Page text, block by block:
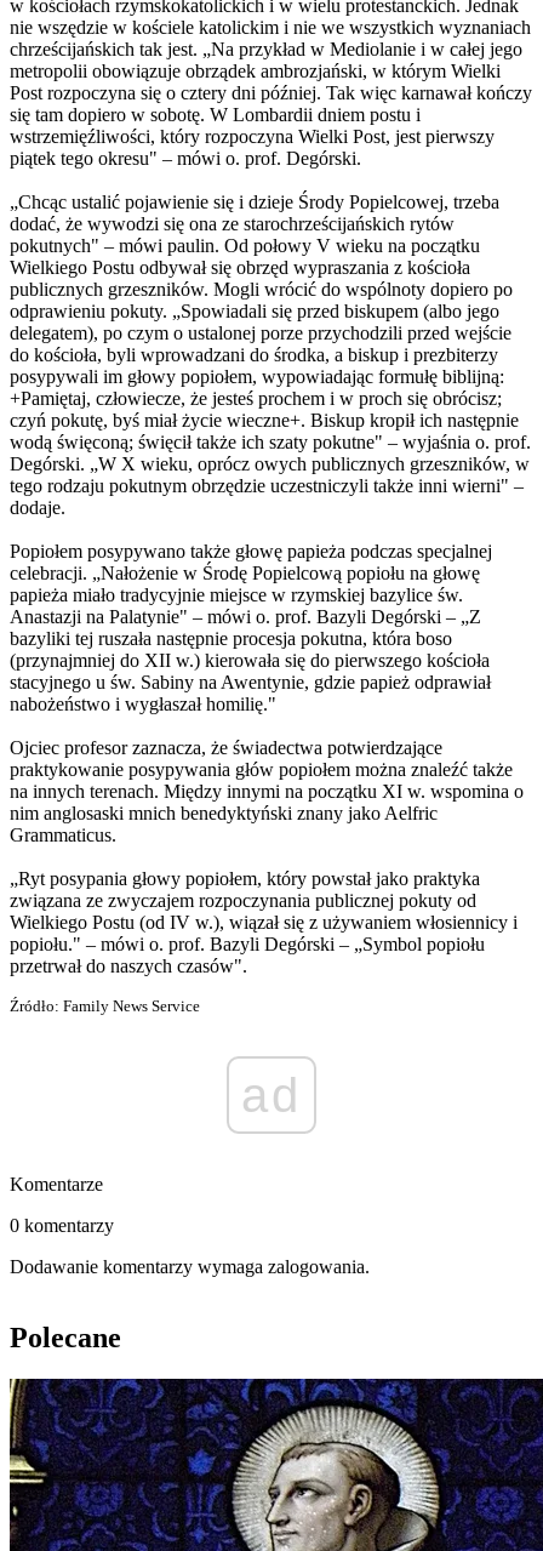
w kościołach rzymskokatolickich i w wielu protestanckich. Jednak
nie wszędzie w kościele katolickim i nie we wszystkich wyznaniach
chrześcijańskich tak jest. „Na przykład w Mediolanie i w całej jego
metropolii obowiązuje obrządek ambrozjański, w którym Wielki
Post rozpoczyna się o cztery dni później. Tak więc karnawał kończy
się tam dopiero w sobotę. W Lombardii dniem postu i
wstrzemięźliwości, który rozpoczyna Wielki Post, jest pierwszy
piątek tego okresu" – mówi o. prof. Degórski.
„Chcąc ustalić pojawienie się i dzieje Środy Popielcowej, trzeba
dodać, że wywodzi się ona ze starochrześcijańskich rytów
pokutnych" ­– mówi paulin. Od połowy V wieku na początku
Wielkiego Postu odbywał się obrzęd wypraszania z kościoła
publicznych grzeszników. Mogli wrócić do wspólnoty dopiero po
odprawieniu pokuty. „Spowiadali się przed biskupem (albo jego
delegatem), po czym o ustalonej porze przychodzili przed wejście
do kościoła, byli wprowadzani do środka, a biskup i prezbiterzy
posypywali im głowy popiołem, wypowiadając formułę biblijną:
+Pamiętaj, człowiecze, że jesteś prochem i w proch się obrócisz;
czyń pokutę, byś miał życie wieczne+. Biskup kropił ich następnie
wodą święconą; święcił także ich szaty pokutne" – wyjaśnia o. prof.
Degórski. „W X wieku, oprócz owych publicznych grzeszników, w
tego rodzaju pokutnym obrzędzie uczestniczyli także inni wierni" –
dodaje.
Popiołem posypywano także głowę papieża podczas specjalnej
celebracji. „Nałożenie w Środę Popielcową popiołu na głowę
papieża miało tradycyjnie miejsce w rzymskiej bazylice św.
Anastazji na Palatynie" ­– mówi o. prof. Bazyli Degórski – „Z
bazyliki tej ruszała następnie procesja pokutna, która boso
(przynajmniej do XII w.) kierowała się do pierwszego kościoła
stacyjnego u św. Sabiny na Awentynie, gdzie papież odprawiał
nabożeństwo i wygłaszał homilię."
Ojciec profesor zaznacza, że świadectwa potwierdzające
praktykowanie posypywania głów popiołem można znaleźć także
na innych terenach. Między innymi na początku XI w. wspomina o
nim anglosaski mnich benedyktyński znany jako Aelfric
Grammaticus.
„Ryt posypania głowy popiołem, który powstał jako praktyka
związana ze zwyczajem rozpoczynania publicznej pokuty od
Wielkiego Postu (od IV w.), wiązał się z używaniem włosiennicy i
popiołu." – mówi o. prof. Bazyli Degórski – „Symbol popiołu
przetrwał do naszych czasów".
Źródło: Family News Service
ad
Komentarze
0 komentarzy
Dodawanie komentarzy wymaga zalogowania.
Polecane